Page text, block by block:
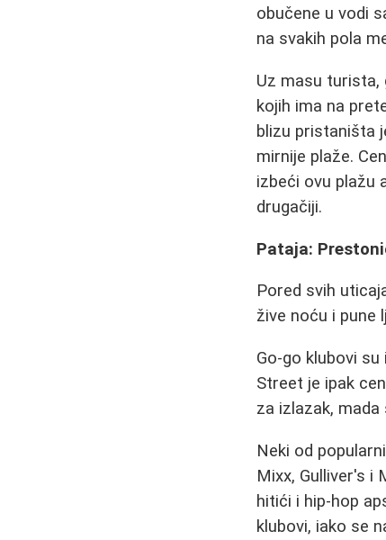
obučene u vodi
na svakih pola
Uz masu turista,
kojih ima na
blizu pristaništa
mirnije plaže.
izbeći ovu plažu
drugačiji.
Pataja:
Pored svih
žive noću i pune
Go-go klubovi
Street je ipak
za izlazak,
Neki od
Mixx, Gulliver's i
hitići i hip-hop
klubovi, iako se